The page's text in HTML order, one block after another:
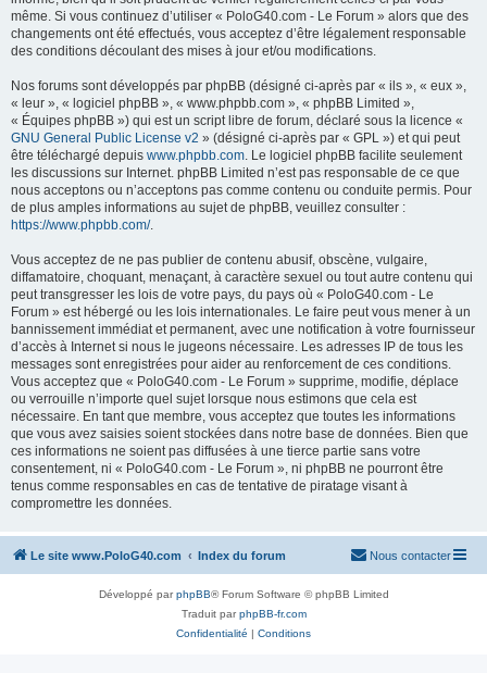
même. Si vous continuez d’utiliser « PoloG40.com - Le Forum » alors que des
changements ont été effectués, vous acceptez d’être légalement responsable
des conditions découlant des mises à jour et/ou modifications.
Nos forums sont développés par phpBB (désigné ci-après par « ils », « eux »,
« leur », « logiciel phpBB », « www.phpbb.com », « phpBB Limited »,
« Équipes phpBB ») qui est un script libre de forum, déclaré sous la licence «
GNU General Public License v2 » (désigné ci-après par « GPL ») et qui peut
être téléchargé depuis www.phpbb.com. Le logiciel phpBB facilite seulement
les discussions sur Internet. phpBB Limited n’est pas responsable de ce que
nous acceptons ou n’acceptons pas comme contenu ou conduite permis. Pour
de plus amples informations au sujet de phpBB, veuillez consulter :
https://www.phpbb.com/.
Vous acceptez de ne pas publier de contenu abusif, obscène, vulgaire,
diffamatoire, choquant, menaçant, à caractère sexuel ou tout autre contenu qui
peut transgresser les lois de votre pays, du pays où « PoloG40.com - Le
Forum » est hébergé ou les lois internationales. Le faire peut vous mener à un
bannissement immédiat et permanent, avec une notification à votre fournisseur
d’accès à Internet si nous le jugeons nécessaire. Les adresses IP de tous les
messages sont enregistrées pour aider au renforcement de ces conditions.
Vous acceptez que « PoloG40.com - Le Forum » supprime, modifie, déplace
ou verrouille n’importe quel sujet lorsque nous estimons que cela est
nécessaire. En tant que membre, vous acceptez que toutes les informations
que vous avez saisies soient stockées dans notre base de données. Bien que
ces informations ne soient pas diffusées à une tierce partie sans votre
consentement, ni « PoloG40.com - Le Forum », ni phpBB ne pourront être
tenus comme responsables en cas de tentative de piratage visant à
compromettre les données.
Le site www.PoloG40.com Index du forum Nous contacter
Développé parphpBB® Forum Software © phpBB Limited
Traduit parphpBB-fr.com
Confidentialité | Conditions